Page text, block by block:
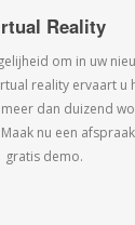
Reality
om in uw
reality ervaart u
dan duizend
nu een
gratis demo.